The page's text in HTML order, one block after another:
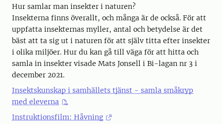
Hur samlar man insekter i naturen?
Insekterna finns överallt, och många är de också. För att
uppfatta insekternas myller, antal och betydelse är det
bäst att ta sig ut i naturen för att själv titta efter insekter
i olika miljöer. Hur du kan gå till väga för att hitta och
samla in insekter visade Mats Jonsell i Bi-lagan nr 3 i
december 2021.
Insektskunskap i samhällets tjänst - samla småkryp
med eleverna
Instruktionsfilm: Håvning